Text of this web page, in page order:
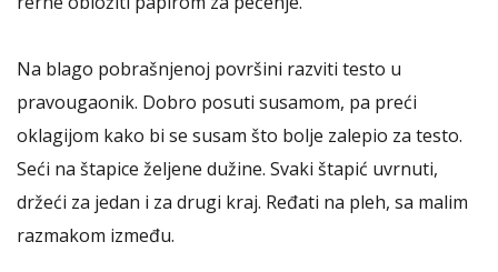
Na blago pobrašnjenoj površini razviti testo u
pravougaonik. Dobro posuti susamom, pa preći
oklagijom kako bi se susam što bolje zalepio za testo.
Seći na štapice željene dužine. Svaki štapić uvrnuti,
držeći za jedan i za drugi kraj. Ređati na pleh, sa malim
razmakom između.